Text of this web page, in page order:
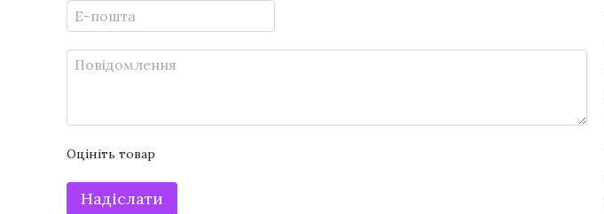
Оцініть товар
Надіслати